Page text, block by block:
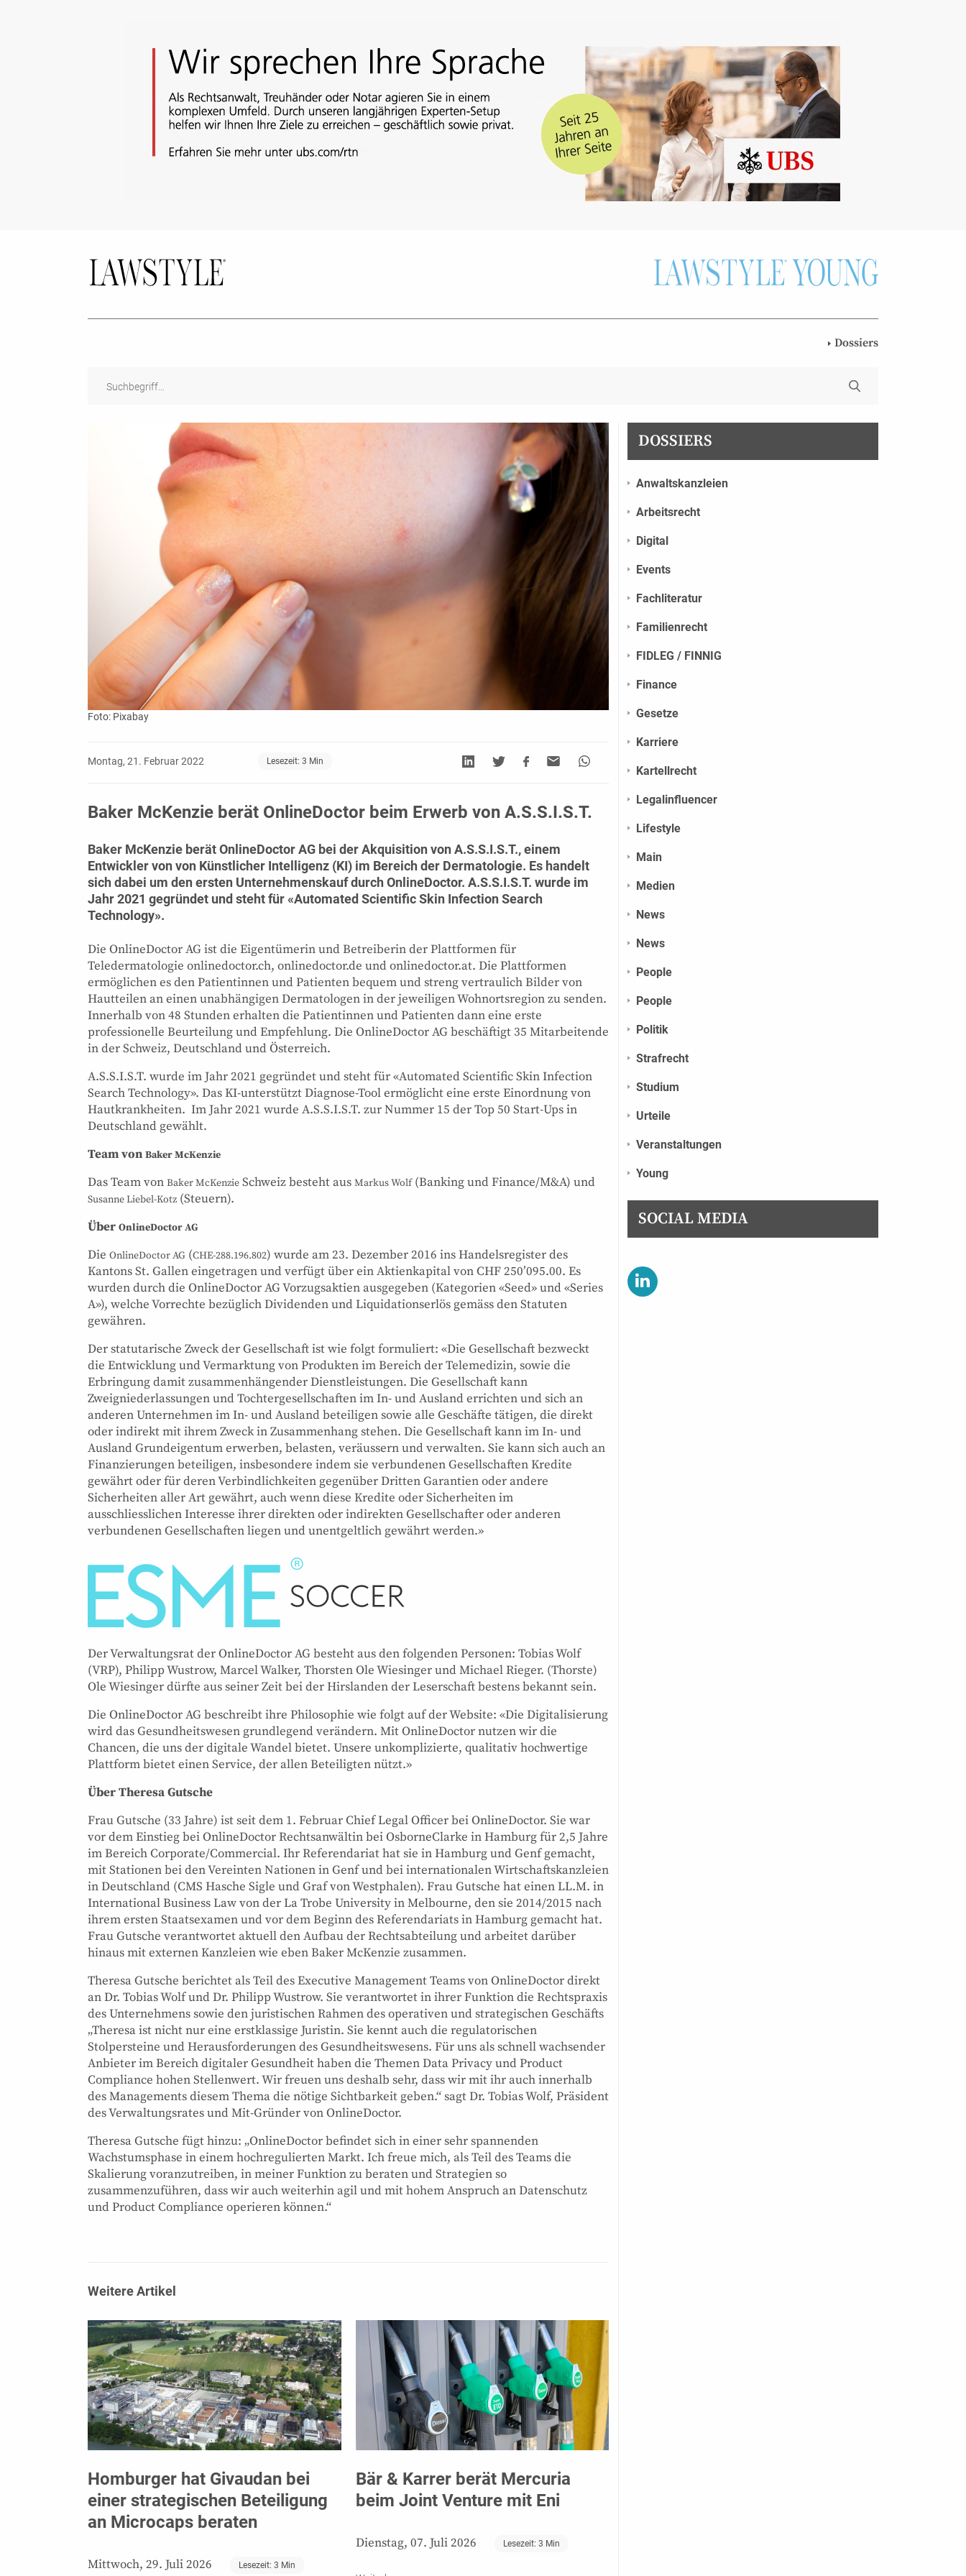
Dossiers
Foto: Pixabay
Montag, 21. Februar 2022 Lesezeit: 3 Min
Baker McKenzie berät OnlineDoctor beim Erwerb von A.S.S.I.S.T.
Baker McKenzie berät OnlineDoctor AG bei der Akquisition von A.S.S.I.S.T., einem
Entwickler von von Künstlicher Intelligenz (KI) im Bereich der Dermatologie. Es handelt
sich dabei um den ersten Unternehmenskauf durch OnlineDoctor. A.S.S.I.S.T. wurde im
Jahr 2021 gegründet und steht für «Automated Scientific Skin Infection Search
Technology».
Die OnlineDoctor AG ist die Eigentümerin und Betreiberin der Plattformen für
Teledermatologie onlinedoctor.ch, onlinedoctor.de und onlinedoctor.at. Die Plattformen
ermöglichen es den Patientinnen und Patienten bequem und streng vertraulich Bilder von
Hautteilen an einen unabhängigen Dermatologen in der jeweiligen Wohnortsregion zu senden.
Innerhalb von 48 Stunden erhalten die Patientinnen und Patienten dann eine erste
professionelle Beurteilung und Empfehlung. Die OnlineDoctor AG beschäftigt 35 Mitarbeitende
in der Schweiz, Deutschland und Österreich.
A.S.S.I.S.T. wurde im Jahr 2021 gegründet und steht für «Automated Scientific Skin Infection
Search Technology». Das KI-unterstützt Diagnose-Tool ermöglicht eine erste Einordnung von
Hautkrankheiten. Im Jahr 2021 wurde A.S.S.I.S.T. zur Nummer 15 der Top 50 Start-Ups in
Deutschland gewählt.
Team von Baker McKenzie
Das Team von Baker McKenzie Schweiz besteht aus Markus Wolf(Banking und Finance/M&A) und
Susanne Liebel-Kotz (Steuern).
Über OnlineDoctor AG
Die OnlineDoctor AG (CHE-288.196.802) wurde am 23. Dezember 2016 ins Handelsregister des
Kantons St. Gallen eingetragen und verfügt über ein Aktienkapital von CHF 250’095.00. Es
wurden durch die OnlineDoctor AG Vorzugsaktien ausgegeben (Kategorien «Seed» und «Series
A»), welche Vorrechte bezüglich Dividenden und Liquidationserlös gemäss den Statuten
gewähren.
Der statutarische Zweck der Gesellschaft ist wie folgt formuliert: «Die Gesellschaft bezweckt
die Entwicklung und Vermarktung von Produkten im Bereich der Telemedizin, sowie die
Erbringung damit zusammenhängender Dienstleistungen. Die Gesellschaft kann
Zweigniederlassungen und Tochtergesellschaften im In- und Ausland errichten und sich an
anderen Unternehmen im In- und Ausland beteiligen sowie alle Geschäfte tätigen, die direkt
oder indirekt mit ihrem Zweck in Zusammenhang stehen. Die Gesellschaft kann im In- und
Ausland Grundeigentum erwerben, belasten, veräussern und verwalten. Sie kann sich auch an
Finanzierungen beteiligen, insbesondere indem sie verbundenen Gesellschaften Kredite
gewährt oder für deren Verbindlichkeiten gegenüber Dritten Garantien oder andere
Sicherheiten aller Art gewährt, auch wenn diese Kredite oder Sicherheiten im
ausschliesslichen Interesse ihrer direkten oder indirekten Gesellschafter oder anderen
verbundenen Gesellschaften liegen und unentgeltlich gewährt werden.»
Der Verwaltungsrat der OnlineDoctor AG besteht aus den folgenden Personen: Tobias Wolf
(VRP), Philipp Wustrow, Marcel Walker, Thorsten Ole Wiesinger und Michael Rieger. (Thorste)
Ole Wiesinger dürfte aus seiner Zeit bei der Hirslanden der Leserschaft bestens bekannt sein.
Die OnlineDoctor AG beschreibt ihre Philosophie wie folgt auf der Website: «Die Digitalisierung
wird das Gesundheitswesen grundlegend verändern. Mit OnlineDoctor nutzen wir die
Chancen, die uns der digitale Wandel bietet. Unsere unkomplizierte, qualitativ hochwertige
Plattform bietet einen Service, der allen Beteiligten nützt.»
Über Theresa Gutsche
Frau Gutsche (33 Jahre) ist seit dem 1. Februar Chief Legal Officer bei OnlineDoctor. Sie war
vor dem Einstieg bei OnlineDoctor Rechtsanwältin bei OsborneClarke in Hamburg für 2,5 Jahre
im Bereich Corporate/Commercial. Ihr Referendariat hat sie in Hamburg und Genf gemacht,
mit Stationen bei den Vereinten Nationen in Genf und bei internationalen Wirtschaftskanzleien
in Deutschland (CMS Hasche Sigle und Graf von Westphalen). Frau Gutsche hat einen LL.M. in
International Business Law von der La Trobe University in Melbourne, den sie 2014/2015 nach
ihrem ersten Staatsexamen und vor dem Beginn des Referendariats in Hamburg gemacht hat.
Frau Gutsche verantwortet aktuell den Aufbau der Rechtsabteilung und arbeitet darüber
hinaus mit externen Kanzleien wie eben Baker McKenzie zusammen.
Theresa Gutsche berichtet als Teil des Executive Management Teams von OnlineDoctor direkt
an Dr. Tobias Wolf und Dr. Philipp Wustrow. Sie verantwortet in ihrer Funktion die Rechtspraxis
des Unternehmens sowie den juristischen Rahmen des operativen und strategischen Geschäfts
„Theresa ist nicht nur eine erstklassige Juristin. Sie kennt auch die regulatorischen
Stolpersteine und Herausforderungen des Gesundheitswesens. Für uns als schnell wachsender
Anbieter im Bereich digitaler Gesundheit haben die Themen Data Privacy und Product
Compliance hohen Stellenwert. Wir freuen uns deshalb sehr, dass wir mit ihr auch innerhalb
des Managements diesem Thema die nötige Sichtbarkeit geben.“ sagt Dr. Tobias Wolf, Präsident
des Verwaltungsrates und Mit-Gründer von OnlineDoctor.
Theresa Gutsche fügt hinzu: „OnlineDoctor befindet sich in einer sehr spannenden
Wachstumsphase in einem hochregulierten Markt. Ich freue mich, als Teil des Teams die
Skalierung voranzutreiben, in meiner Funktion zu beraten und Strategien so
zusammenzuführen, dass wir auch weiterhin agil und mit hohem Anspruch an Datenschutz
und Product Compliance operieren können.“
Weitere Artikel
Homburger hat Givaudan bei
einer strategischen Beteiligung
an Microcaps beraten
Mittwoch, 29. Juli 2026 Lesezeit: 3 Min
Bär & Karrer berät Mercuria
beim Joint Venture mit Eni
Dienstag, 07. Juli 2026 Lesezeit: 3 Min
DOSSIERS
Anwaltskanzleien
Arbeitsrecht
Digital
Events
Fachliteratur
Familienrecht
FIDLEG / FINNIG
Finance
Gesetze
Karriere
Kartellrecht
Legalinfluencer
Lifestyle
Main
Medien
News
News
People
People
Politik
Strafrecht
Studium
Urteile
Veranstaltungen
Young
SOCIAL MEDIA